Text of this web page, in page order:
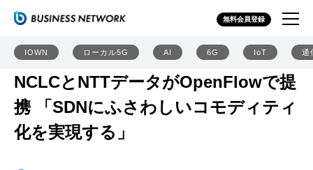
無料会員登録
IOWN ローカル5G AI 6G IoT 通
NCLCとNTTデータがOpenFlowで提
携 「SDNにふさわしいコモディティ
化を実現する」